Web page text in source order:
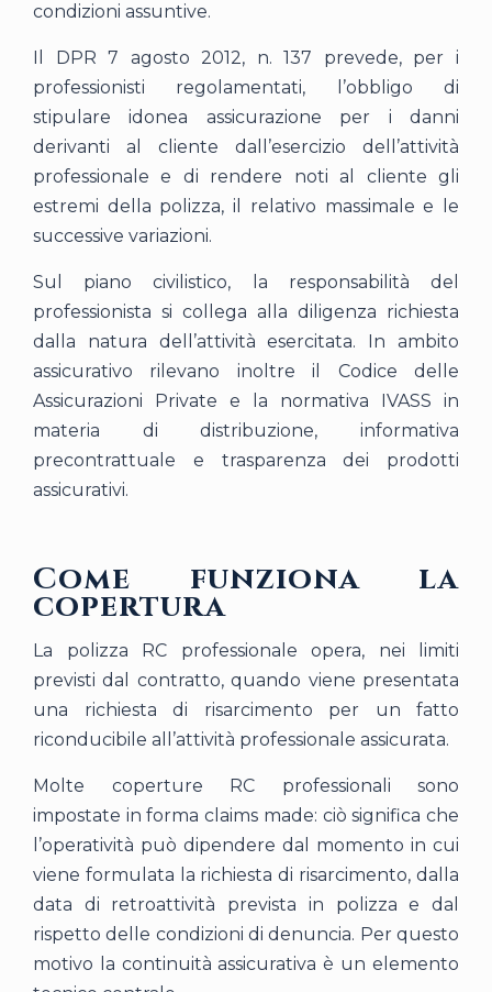
condizioni assuntive.
Il DPR 7 agosto 2012, n. 137 prevede, per i
professionisti regolamentati, l’obbligo di
stipulare idonea assicurazione per i danni
derivanti al cliente dall’esercizio dell’attività
professionale e di rendere noti al cliente gli
estremi della polizza, il relativo massimale e le
successive variazioni.
Sul piano civilistico, la responsabilità del
professionista si collega alla diligenza richiesta
dalla natura dell’attività esercitata. In ambito
assicurativo rilevano inoltre il Codice delle
Assicurazioni Private e la normativa IVASS in
materia di distribuzione, informativa
precontrattuale e trasparenza dei prodotti
assicurativi.
Come funziona la
copertura
La polizza RC professionale opera, nei limiti
previsti dal contratto, quando viene presentata
una richiesta di risarcimento per un fatto
riconducibile all’attività professionale assicurata.
Molte coperture RC professionali sono
impostate in forma claims made: ciò significa che
l’operatività può dipendere dal momento in cui
viene formulata la richiesta di risarcimento, dalla
data di retroattività prevista in polizza e dal
rispetto delle condizioni di denuncia. Per questo
motivo la continuità assicurativa è un elemento